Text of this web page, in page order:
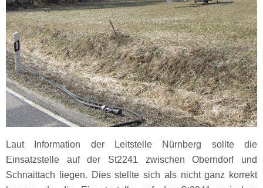
Laut Information der Leitstelle Nürnberg sollte die
Einsatzstelle auf der St2241 zwischen Oberndorf und
Schnaittach liegen. Dies stellte sich als nicht ganz korrekt